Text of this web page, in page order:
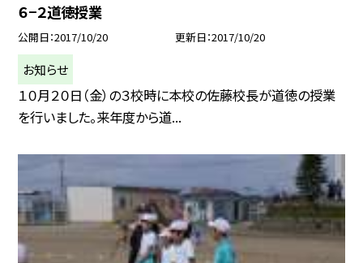
６−２道徳授業
公開日 2017/10/20 更新日 2017/10/20
お知らせ
１０月２０日（金）の３校時に本校の佐藤校長が道徳の授業
を行いました。来年度から道...